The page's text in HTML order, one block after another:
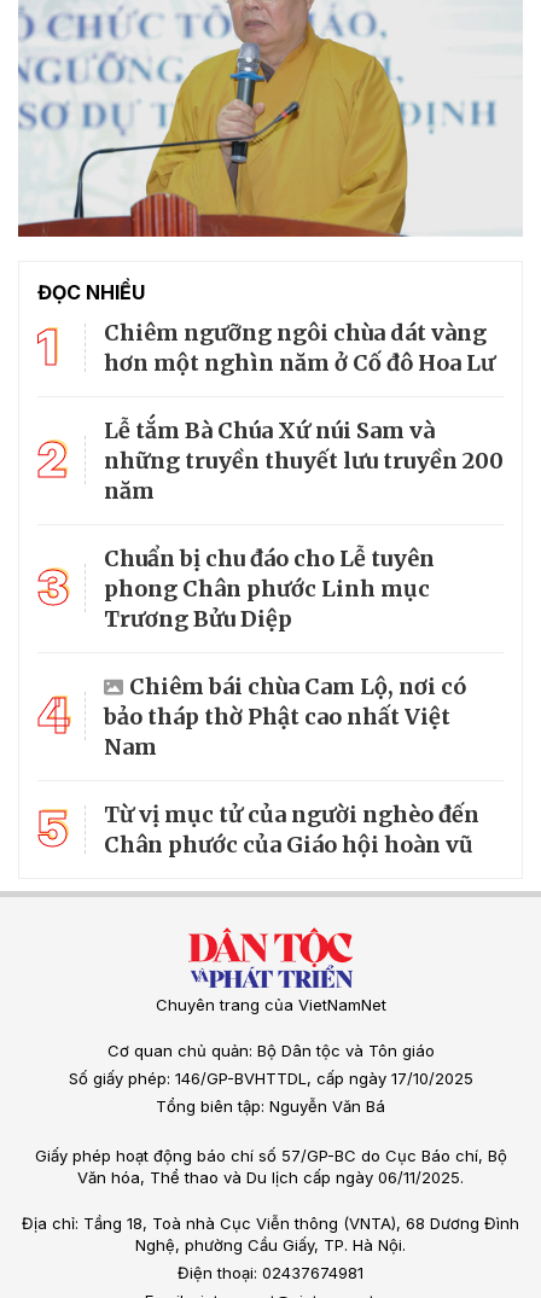
ĐỌC NHIỀU
1
Chiêm ngưỡng ngôi chùa dát vàng
hơn một nghìn năm ở Cố đô Hoa Lư
2
Lễ tắm Bà Chúa Xứ núi Sam và
những truyền thuyết lưu truyền 200
năm
3
Chuẩn bị chu đáo cho Lễ tuyên
phong Chân phước Linh mục
Trương Bửu Diệp
4
Chiêm bái chùa Cam Lộ, nơi có
bảo tháp thờ Phật cao nhất Việt
Nam
5
Từ vị mục tử của người nghèo đến
Chân phước của Giáo hội hoàn vũ
Chuyên trang của VietNamNet
Cơ quan chủ quản: Bộ Dân tộc và Tôn giáo
Số giấy phép: 146/GP-BVHTTDL, cấp ngày 17/10/2025
Tổng biên tập: Nguyễn Văn Bá
Giấy phép hoạt động báo chí số 57/GP-BC do Cục Báo chí, Bộ
Văn hóa, Thể thao và Du lịch cấp ngày 06/11/2025.
Địa chỉ: Tầng 18, Toà nhà Cục Viễn thông (VNTA), 68 Dương Đình
Nghệ, phường Cầu Giấy, TP. Hà Nội.
Điện thoại: 02437674981